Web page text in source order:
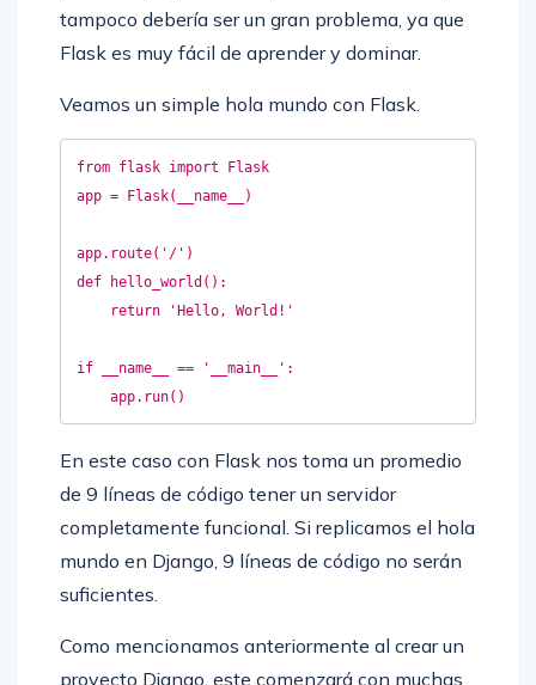
tampoco debería ser un gran problema, ya que
Flask es muy fácil de aprender y dominar.
Veamos un simple hola mundo con Flask.
from flask import Flask
app = Flask(__name__)
app.route('/')
def hello_world():
if __name__ == '__main__':
En este caso con Flask nos toma un promedio
de 9 líneas de código tener un servidor
completamente funcional. Si replicamos el hola
mundo en Django, 9 líneas de código no serán
suficientes.
Como mencionamos anteriormente al crear un
proyecto Django, este comenzará con muchas